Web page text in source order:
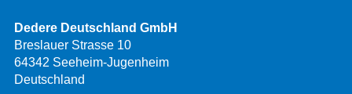
Dedere Deutschland GmbH
Breslauer Strasse 10
64342 Seeheim-Jugenheim
Deutschland